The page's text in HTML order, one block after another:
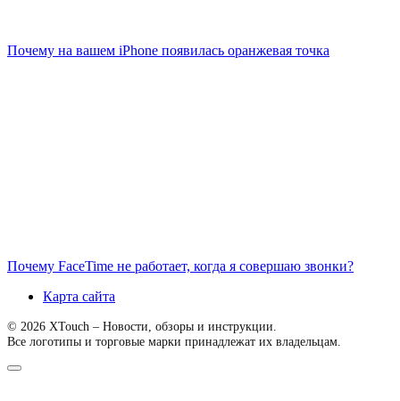
Почему на вашем iPhone появилась оранжевая точка
Почему FaceTime не работает, когда я совершаю звонки?
Карта сайта
© 2026 XTouch – Новости, обзоры и инструкции.
Все логотипы и торговые марки принадлежат их владельцам.